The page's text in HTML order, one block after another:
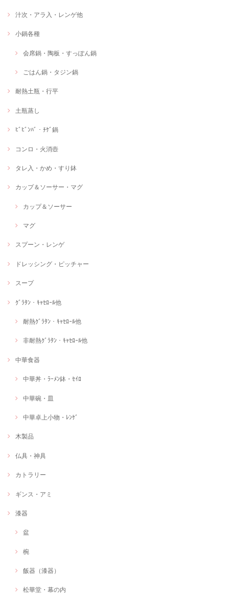
汁次・アラ入・レンゲ他
小鍋各種
会席鍋・陶板・すっぽん鍋
ごはん鍋・タジン鍋
耐熱土瓶・行平
土瓶蒸し
ﾋﾞﾋﾞﾝﾊﾞ・ﾁｹﾞ鍋
コンロ・火消壺
タレ入・かめ・すり鉢
カップ＆ソーサー・マグ
カップ＆ソーサー
マグ
スプーン・レンゲ
ドレッシング・ピッチャー
スープ
ｸﾞﾗﾀﾝ・ｷｬｾﾛｰﾙ他
耐熱ｸﾞﾗﾀﾝ・ｷｬｾﾛｰﾙ他
非耐熱ｸﾞﾗﾀﾝ・ｷｬｾﾛｰﾙ他
中華食器
中華丼・ﾗｰﾒﾝ鉢・ｾｲﾛ
中華碗・皿
中華卓上小物・ﾚﾝｹﾞ
木製品
仏具・神具
カトラリー
ギンス・アミ
漆器
盆
椀
飯器（漆器）
松華堂・幕の内